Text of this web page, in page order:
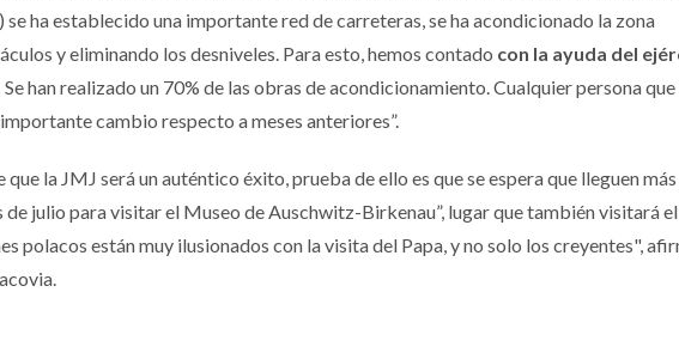
se ha establecido una importante red de carreteras, se ha acondicionado la zona
y eliminando los desniveles. Para esto, hemos contado con la ayuda del
Se han realizado un 70% de las obras de acondicionamiento. Cualquier persona que
cambio respecto a meses anteriores”.
que la JMJ será un auténtico éxito, prueba de ello es que se espera que lleguen
de julio para visitar el Museo de Auschwitz-Birkenau”, lugar que también visitará
polacos están muy ilusionados con la visita del Papa, y no solo los creyentes",